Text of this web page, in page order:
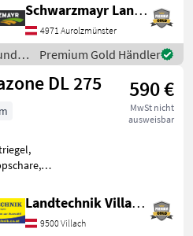
Schleppschare,
EDV: 73140
- mit 3m
- mit 2
Schwarzmayr Landtechnik GmbH - Aurolzmünster
4971 Aurolzmünster
/
Premium Gold Händler
DL 275 590 €
MwSt nicht
ausweisbar
Sämaschine,
275 cm
Landtechnik Villach GmbH
9500 Villach